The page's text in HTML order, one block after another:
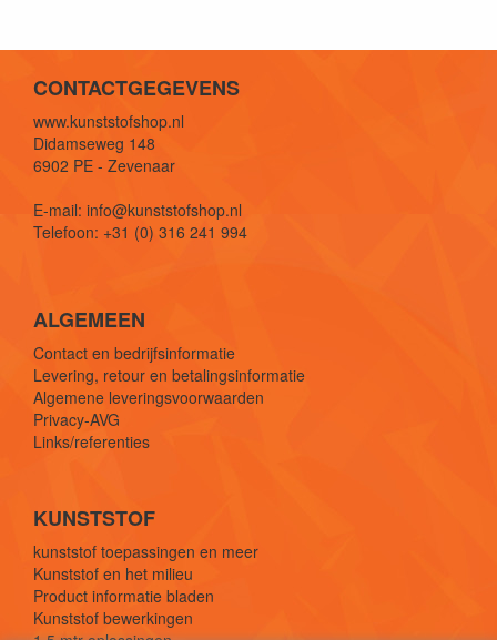
CONTACTGEGEVENS
www.kunststofshop.nl
Didamseweg 148
6902 PE - Zevenaar
E-mail: info@kunststofshop.nl
Telefoon: +31 (0) 316 241 994
ALGEMEEN
Contact en bedrijfsinformatie
Levering, retour en betalingsinformatie
Algemene leveringsvoorwaarden
Privacy-AVG
Links/referenties
KUNSTSTOF
kunststof toepassingen en meer
Kunststof en het milieu
Product informatie bladen
Kunststof bewerkingen